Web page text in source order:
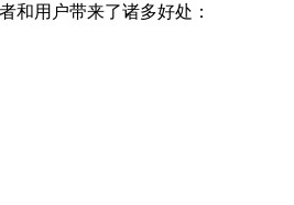
和用户带来了诸多好处：